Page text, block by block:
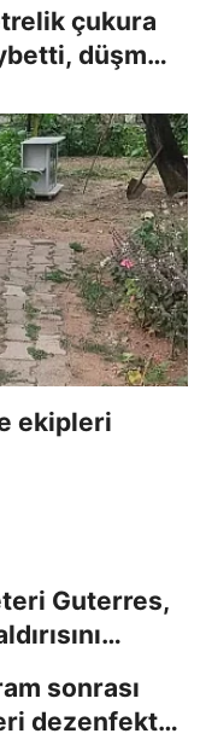
çukura
düşme
ekipleri
Guterres,
sonrası
dezenfekte